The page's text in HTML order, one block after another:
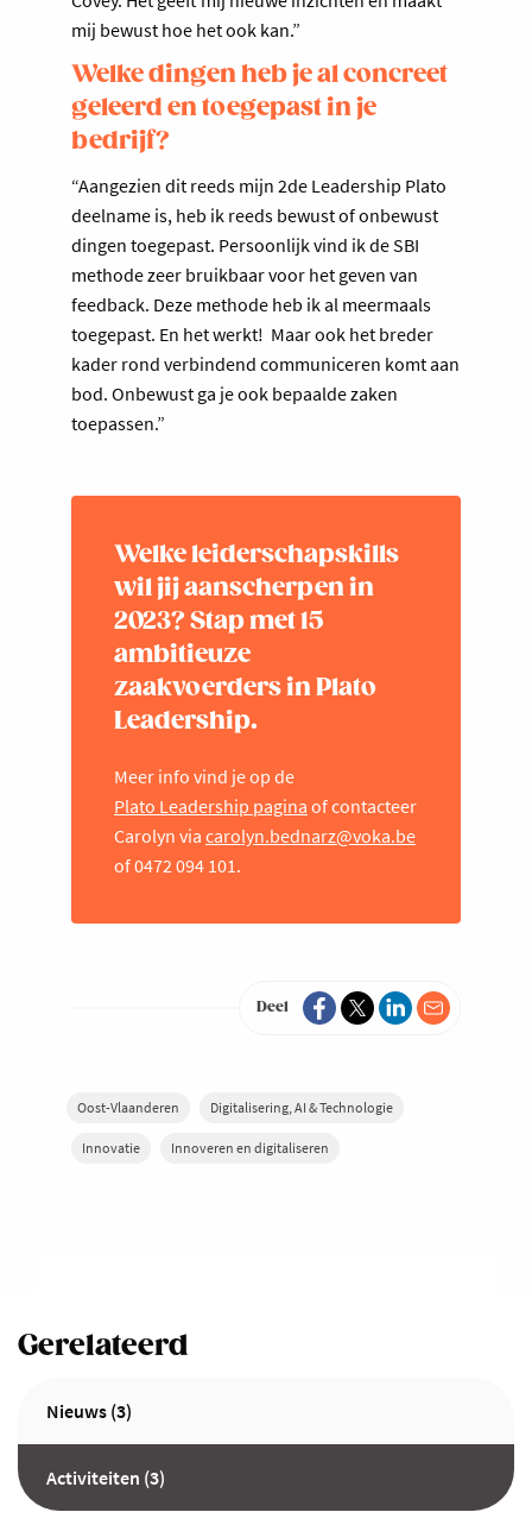
mij bewust hoe het ook kan.”
Welke dingen heb je al concreet
geleerd en toegepast in je
bedrijf?
“Aangezien dit reeds mijn 2de Leadership Plato
deelname is, heb ik reeds bewust of onbewust
dingen toegepast. Persoonlijk vind ik de SBI
methode zeer bruikbaar voor het geven van
feedback. Deze methode heb ik al meermaals
toegepast. En het werkt! Maar ook het breder
kader rond verbindend communiceren komt aan
bod. Onbewust ga je ook bepaalde zaken
toepassen.”
Welke leiderschapskills
wil jij aanscherpen in
2023? Stap met 15
ambitieuze
zaakvoerders in Plato
Leadership.
Meer info vind je op de
Plato Leadership pagina of contacteer
Carolyn via carolyn.bednarz@voka.be
of 0472 094 101.
Deel
Oost-Vlaanderen Digitalisering, AI & Technologie
Innovatie Innoveren en digitaliseren
Gerelateerd
Nieuws (3)
Activiteiten (3)